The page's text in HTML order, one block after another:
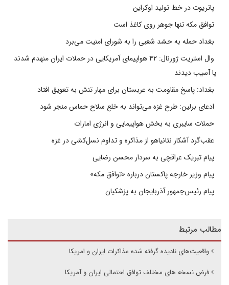
پاتریوت در خط تولید اوکراین
توافق مکه تنها جوهر روی کاغذ است
بغداد حمله به حشد شعبی را به شورای امنیت می‌برد
وال استریت ژورنال: ۴۲ هواپیمای آمریکایی در حملات ایران منهدم شدند
یا آسیب دیدند
بغداد: پاسخ مقاومت به عربستان برای مهار تنش به تعویق افتاد
ادعای برلین: طرح غزه می‌تواند به خلع سلاح حماس منجر شود
حملات سایبری به بخش هواپیمایی و انرژی امارات
عقب‌گرد آشکار نتانیاهو از مذاکره و تداوم نسل‌کشی در غزه
پیام تبریک عراقچی به سردار محسن رضایی
پیام وزیر خارجه پاکستان درباره «توافق مکه»
پیام رئیس‌جمهور آذربایجان به پزشکیان
مطالب مرتبط
واقعیت‌های نادیده گرفته شده مذاکرات ایران و امریکا
فرض نسخه های مختلف توافق احتمالی ایران و آمریکا